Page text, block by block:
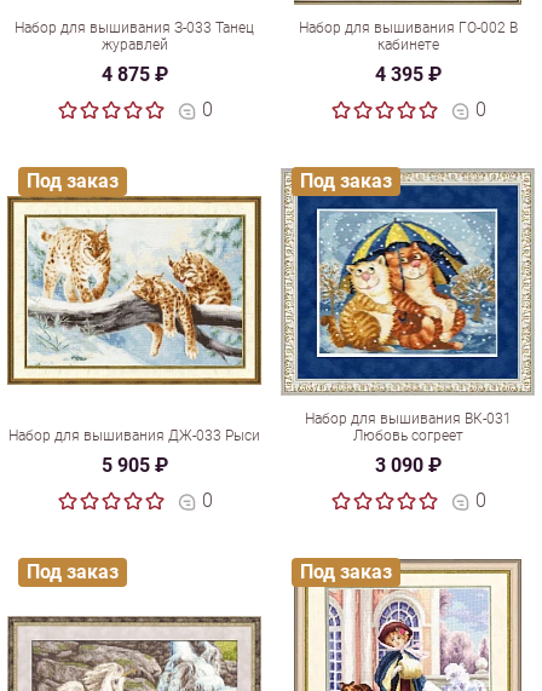
Набор для вышивания З-033 Танец
журавлей
4 875 ₽
0
Набор для вышивания ГО-002 В
кабинете
4 395 ₽
0
Набор для вышивания ДЖ-033 Рыси
5 905 ₽
0
Под заказ
Набор для вышивания ВК-031
Любовь согреет
3 090 ₽
0
Под заказ
Под заказ Под заказ